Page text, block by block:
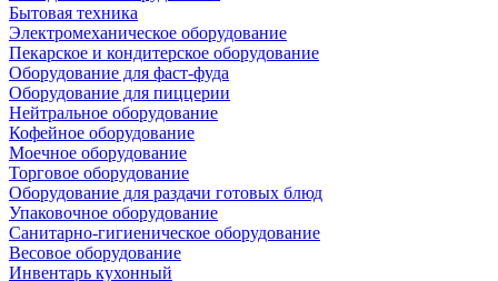
Бытовая техника
Электромеханическое оборудование
Пекарское и кондитерское оборудование
Оборудование для фаст-фуда
Оборудование для пиццерии
Нейтральное оборудование
Кофейное оборудование
Моечное оборудование
Торговое оборудование
Оборудование для раздачи готовых блюд
Упаковочное оборудование
Санитарно-гигиеническое оборудование
Весовое оборудование
Инвентарь кухонный